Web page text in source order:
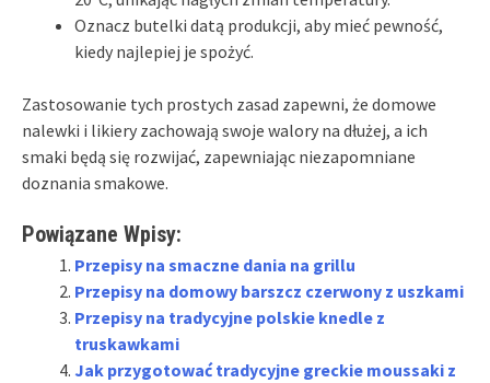
Oznacz butelki datą produkcji, aby mieć pewność,
kiedy najlepiej je spożyć.
Zastosowanie tych prostych zasad zapewni, że domowe
nalewki i likiery zachowają swoje walory na dłużej, a ich
smaki będą się rozwijać, zapewniając niezapomniane
doznania smakowe.
Powiązane Wpisy:
Przepisy na smaczne dania na grillu
Przepisy na domowy barszcz czerwony z uszkami
Przepisy na tradycyjne polskie knedle z
truskawkami
Jak przygotować tradycyjne greckie moussaki z